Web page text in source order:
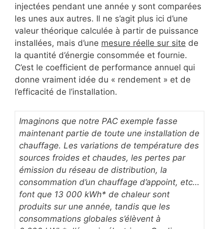
injectées pendant une année y sont comparées
les unes aux autres. Il ne s’agit plus ici d’une
valeur théorique calculée à partir de puissance
installées, mais d’une mesure réelle sur site de
la quantité d’énergie consommée et fournie.
C’est le coefficient de performance annuel qui
donne vraiment idée du « rendement » et de
l’efficacité de l’installation.
Imaginons que notre PAC exemple fasse
maintenant partie de toute une installation de
chauffage. Les variations de température des
sources froides et chaudes, les pertes par
émission du réseau de distribution, la
consommation d’un chauffage d’appoint, etc…
font que 13 000 kWh* de chaleur sont
produits sur une année, tandis que les
consommations globales s’élèvent à